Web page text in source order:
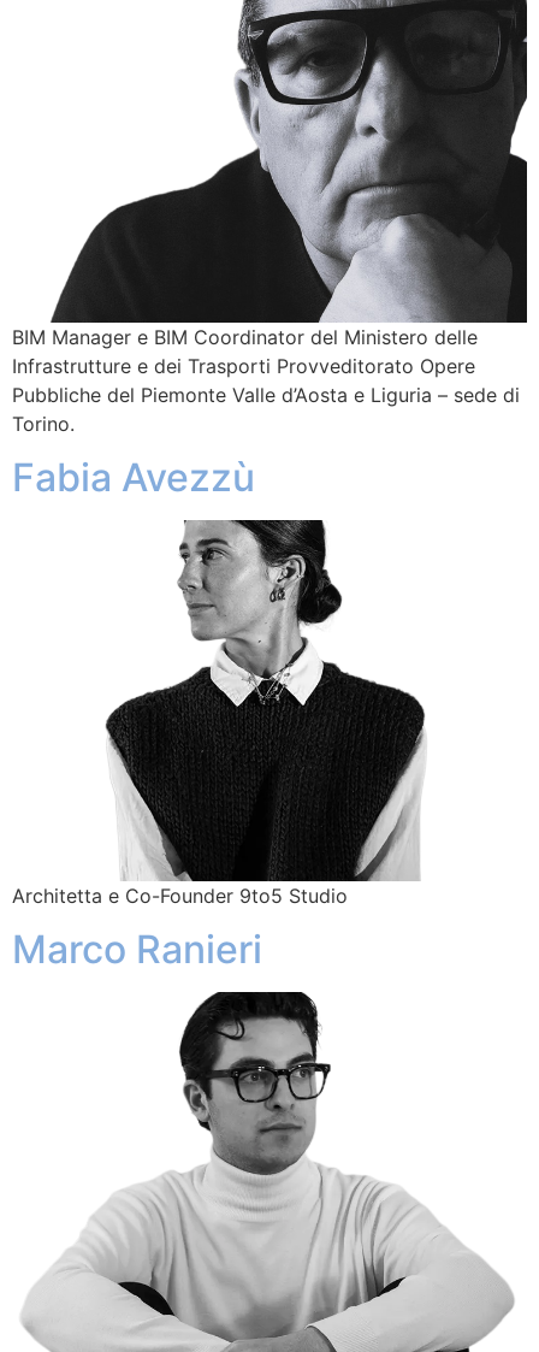
BIM Manager e BIM Coordinator del Ministero delle
Infrastrutture e dei Trasporti Provveditorato Opere
Pubbliche del Piemonte Valle d’Aosta e Liguria – sede di
Torino.
Fabia Avezzù
Architetta e Co-Founder 9to5 Studio
Marco Ranieri